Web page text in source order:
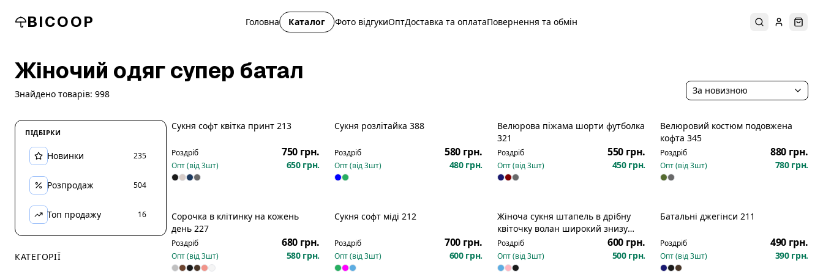
BICOOP Головна Каталог Фото відгукиОптДоставка та оплатаПовернення та обмін ПошукУвійти
Жіночий одяг супер батал
Знайдено товарів: 998 За новизною
ПІДБІРКИ
Новинки 235
Розпродаж 504
Топ продажу 16
КАТЕГОРІЇ
Новинка
Сукня софт квітка принт 213
Роздріб 750 грн.
Опт (від3шт) 650 грн.
Новинка
Сукня розлітайка 388
Роздріб 580 грн.
Опт (від3шт) 480 грн.
Новинка
Велюрова піжама шорти футболка
321
Роздріб 550 грн.
Опт (від3шт) 450 грн.
Новинка
Велюровий костюм подовжена
кофта 345
Роздріб 880 грн.
Опт (від3шт) 780 грн.
Новинка
Сорочка в клітинку на кожень
день 227
Роздріб 680 грн.
Опт (від3шт) 580 грн.
Новинка
Сукня софт міді 212
Роздріб 700 грн.
Опт (від3шт) 600 грн.
Жіноча сукня штапель в дрібну
квіточку волан широкий знизу
короткий рукав 351
Роздріб 600 грн.
Опт (від3шт) 500 грн.
Батальні джегінси 211
Роздріб 490 грн.
Опт (від3шт) 390 грн.